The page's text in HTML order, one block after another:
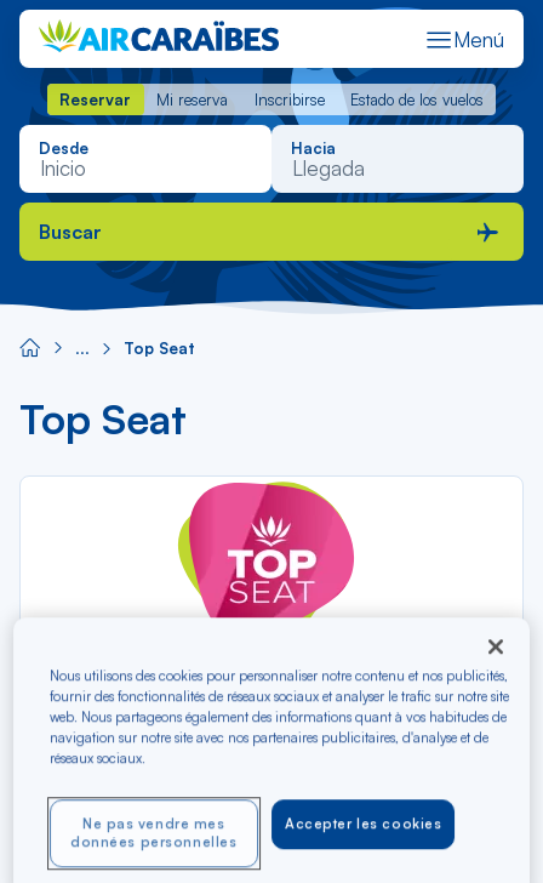
Menú
Reservar Mi reserva Inscribirse Estado de los vuelos
Composants
contenu
Reservar Mi reserva Inscribirse Estado de los vuelos
Desde Hacia
Buscar
Top Seat
Top Seat
Aprovecha una ubicación más cómoda del
asiento
Agregar a mi billete
Nous utilisons des cookies pour personnaliser notre contenu et nos publicités,
fournir des fonctionnalités de réseaux sociaux et analyser le trafic sur notre site
web. Nous partageons également des informations quant à vos habitudes de
navigation sur notre site avec nos partenaires publicitaires, d'analyse et de
réseaux sociaux.
Accepter les cookies
Ne pas vendre mes
données personnelles